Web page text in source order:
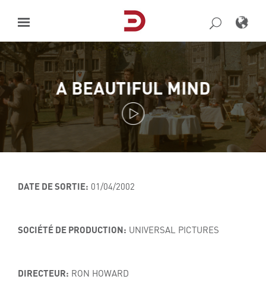
content
A BEAUTIFUL MIND
DATE DE SORTIE: 01/04/2002
SOCIÉTÉ DE PRODUCTION: UNIVERSAL PICTURES
DIRECTEUR: RON HOWARD